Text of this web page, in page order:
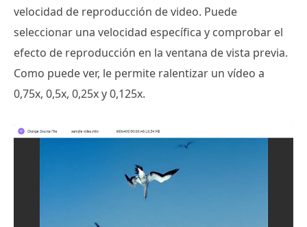
velocidad de reproducción de video. Puede
seleccionar una velocidad específica y comprobar el
efecto de reproducción en la ventana de vista previa.
Como puede ver, le permite ralentizar un vídeo a
0,75x, 0,5x, 0,25x y 0,125x.